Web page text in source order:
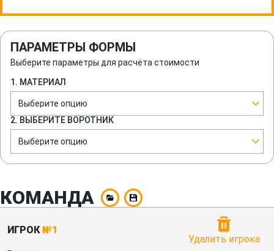
ПАРАМЕТРЫ ФОРМЫ
Выберите параметры для расчёта стоимости
1. МАТЕРИАЛ
Выберите опцию
2. ВЫБЕРИТЕ ВОРОТНИК
Выберите опцию
КОМАНДА
ИГРОК №1
Удалить игрока